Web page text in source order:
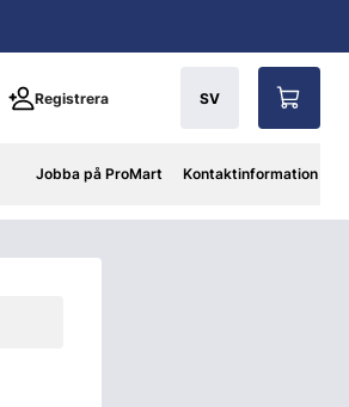
Registrera SV
Jobba på ProMart Kontaktinformation